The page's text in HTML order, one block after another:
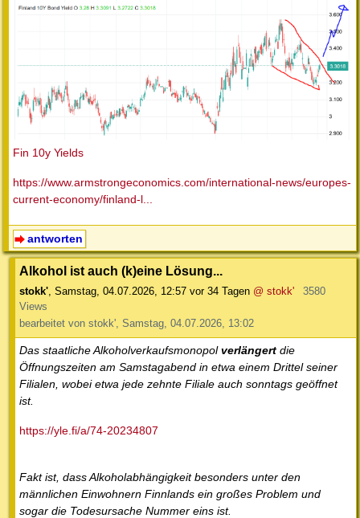
Fin 10y Yields
https://www.armstrongeconomics.com/international-news/europes-
current-economy/finland-l...
antworten
Alkohol ist auch (k)eine Lösung...
stokk' Samstag, 04.07.2026, 12:57 vor 34 Tagen @ stokk'
3580
Views
bearbeitet von stokk', Samstag, 04.07.2026, 13:02
Das staatliche Alkoholverkaufsmonopolverlängert die
Öffnungszeiten am Samstagabend in etwa einem Drittel seiner
Filialen, wobei etwa jede zehnte Filiale auch sonntags geöffnet
ist.
https://yle.fi/a/74-20234807
Fakt ist, dass Alkoholabhängigkeit besonders unter den
männlichen Einwohnern Finnlands ein großes Problem und
sogar die Todesursache Nummer eins ist.